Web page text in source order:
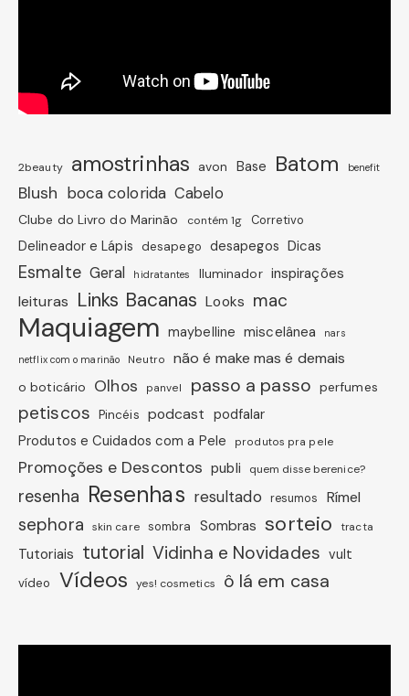
2beauty amostrinhas avon Base Batom benefit
Blush boca colorida Cabelo
Clube do Livro do Marinão contém 1g Corretivo
Delineador e Lápis desapego desapegos Dicas
Esmalte Geral hidratantes Iluminador inspirações
leituras Links Bacanas Looks mac
Maquiagem maybelline miscelânea nars
netflix com o marinão Neutro não é make mas é demais
o boticário Olhos panvel passo a passo perfumes
petiscos Pincéis podcast podfalar
Produtos e Cuidados com a Pele
produtos pra pele
Promoções e Descontos publi quem disse berenice?
resenha Resenhas resultado resumos Rímel
sephora skin care sombra Sombras sorteio tracta
Tutoriais tutorial Vidinha e Novidades vult
vídeo Vídeos yes! cosmetics ô lá em casa